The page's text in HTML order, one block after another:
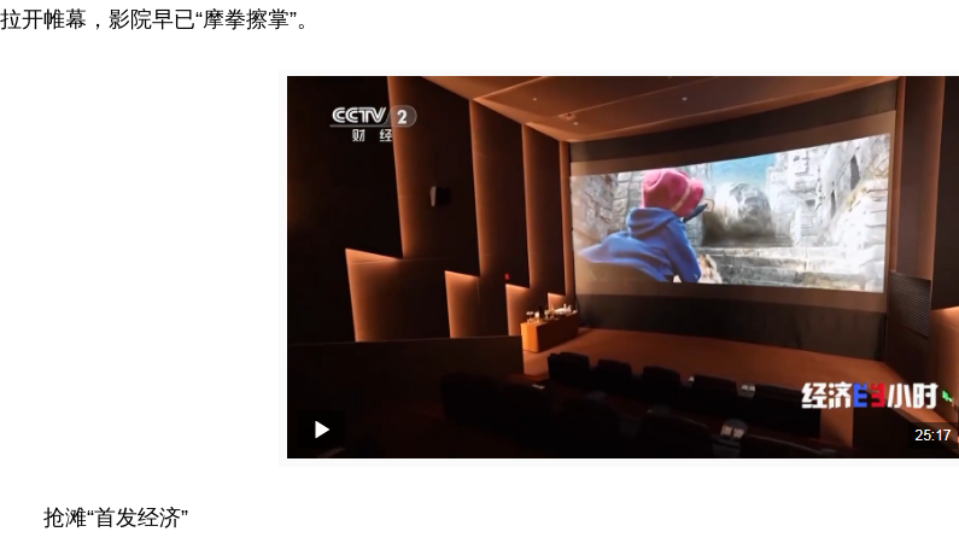
拉开帷幕，影院早已“摩拳擦掌”。
抢滩“首发经济”